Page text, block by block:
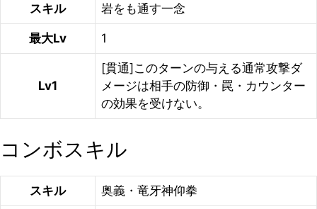
スキル 岩をも通す一念
最大Lv 1
Lv1
[貫通]このターンの与える通常攻撃ダ
メージは相手の防御・罠・カウンター
の効果を受けない。
コンボスキル
スキル 奥義・竜牙神仰拳